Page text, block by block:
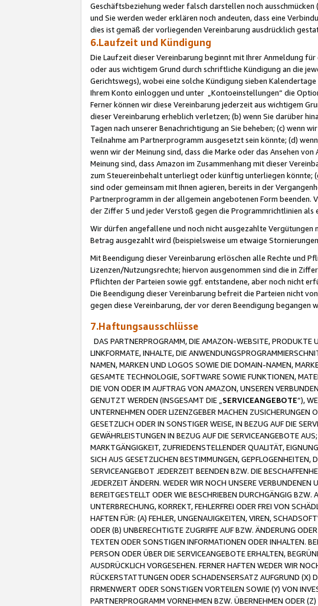
Geschäftsbeziehung weder falsch darstellen noch
und Sie werden weder erklären noch andeuten, dass eine
dies ist gemäß der vorliegenden Vereinbarung ausdrücklich
6.Laufzeit und Kündigung
Die Laufzeit dieser Vereinbarung beginnt mit Ihrer Anmeldung
oder aus wichtigem Grund durch schriftliche Kündigung an die
Gerichtswegs), wobei eine solche Kündigung sieben
Ihrem Konto einloggen und unter „Kontoeinstellungen“ die
Ferner können wir diese Vereinbarung jederzeit aus wichtigem
dieser Vereinbarung erheblich verletzen; (b) wenn Sie darüber
Tagen nach unserer Benachrichtigung an Sie beheben; (c) wenn
Teilnahme am Partnerprogramm ausgesetzt sein könnte; (d)
wenn wir der Meinung sind, dass die Marke oder das Ansehen
Meinung sind, dass Amazon im Zusammenhang mit dieser
zum Steuereinbehalt unterliegt oder künftig unterliegen könnte;
sind oder gemeinsam mit Ihnen agieren, bereits in der
Partnerprogramm in der allgemein angebotenen Form beenden.
der Ziffer 5 und jeder Verstoß gegen die Programmrichtlinien als
Wir dürfen angefallene und noch nicht ausgezahlte Vergütungen
Betrag ausgezahlt wird (beispielsweise um etwaige
Mit Beendigung dieser Vereinbarung erlöschen alle Rechte und
Lizenzen/Nutzungsrechte; hiervon ausgenommen sind die in
Pflichten der Parteien sowie ggf. entstandene, aber noch nicht
Die Beendigung dieser Vereinbarung befreit die Parteien nicht
gegen diese Vereinbarung, der vor deren Beendigung begangen
7.Haftungsausschlüsse
DAS PARTNERPROGRAMM, DIE AMAZON-WEBSITE,
LINKFORMATE, INHALTE, DIE
NAMEN, MARKEN UND LOGOS SOWIE DIE DOMAIN-NAMEN,
GESAMTE TECHNOLOGIE, SOFTWARE SOWIE FUNKTIONEN,
DIE VON ODER IM AUFTRAG VON AMAZON, UNSEREN
GENUTZT WERDEN (INSGESAMT DIE „ SERVICEANGEBOTE“),
UNTERNEHMEN ODER LIZENZGEBER MACHEN ZUSICHERUNGEN
GESETZLICH ODER IN SONSTIGER WEISE, IN BEZUG AUF DIE
GEWÄHRLEISTUNGEN IN BEZUG AUF DIE SERVICEANGEBOTE
MARKTGÄNGIGKEIT, ZUFRIEDENSTELLENDER QUALITÄT,
SICH AUS GESETZLICHEN BESTIMMUNGEN, GEPFLOGENHEITEN,
SERVICEANGEBOT JEDERZEIT BEENDEN BZW. DIE
JEDERZEIT ÄNDERN. WEDER WIR NOCH UNSERE
BEREITGESTELLT ODER WIE BESCHRIEBEN DURCHGÄNGIG
UNTERBRECHUNG, KORREKT, FEHLERFREI ODER FREI VON
HAFTEN FÜR: (A) FEHLER, UNGENAUIGKEITEN, VIREN,
ODER (B) UNBERECHTIGTE ZUGRIFFE AUF BZW. ÄNDERUNG
TEXTEN ODER SONSTIGEN INFORMATIONEN ODER INHALTEN.
PERSON ODER ÜBER DIE SERVICEANGEBOTE ERHALTEN,
AUSDRÜCKLICH VORGESEHEN. FERNER HAFTEN WEDER WIR
RÜCKERSTATTUNGEN ODER SCHADENSERSATZ AUFGRUND (X)
FIRMENWERT ODER SONSTIGEN VORTEILEN SOWIE (Y) VON
PARTNERPROGRAMM VORNEHMEN BZW. ÜBERNEHMEN ODER